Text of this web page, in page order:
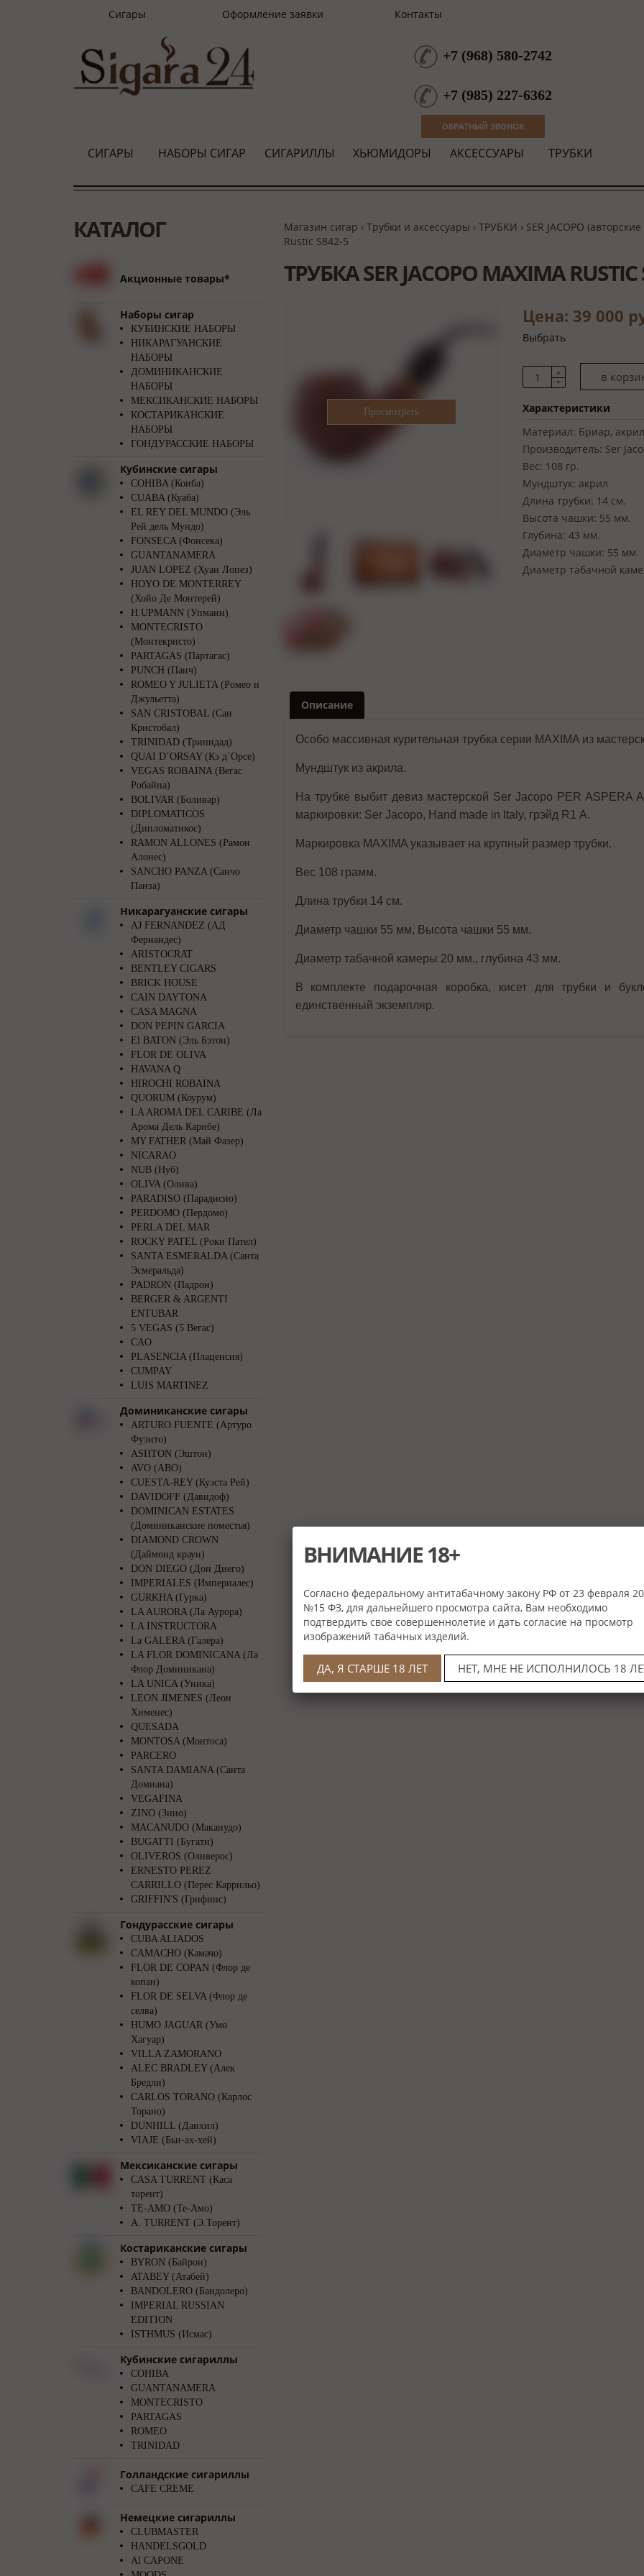
Сигары Оформление заявки Контакты
+7 (968) 580-2742
+7 (985) 227-6362
ОБРАТНЫЙ ЗВОНОК
СИГАРЫ НАБОРЫ СИГАР СИГАРИЛЛЫ ХЬЮМИДОРЫ АКСЕССУАРЫ ТРУБКИ
КАТАЛОГ
Акционные товары*
Наборы сигар
КУБИНСКИЕ НАБОРЫ
НИКАРАГУАНСКИЕ
НАБОРЫ
ДОМИНИКАНСКИЕ
НАБОРЫ
МЕКСИКАНСКИЕ НАБОРЫ
КОСТАРИКАНСКИЕ
НАБОРЫ
ГОНДУРАССКИЕ НАБОРЫ
Кубинские сигары
COHIBA (Коиба)
CUABA (Куаба)
EL REY DEL MUNDO (Эль
Рей дель Мундо)
FONSECA (Фонсека)
GUANTANAMERA
JUAN LOPEZ (Хуан Лопез)
HOYO DE MONTERREY
(Хойо Де Монтерей)
H.UPMANN (Упманн)
MONTECRISTO
(Монтекристо)
PARTAGAS (Партагас)
PUNCH (Панч)
ROMEO Y JULIETA (Ромео и
Джульетта)
SAN CRISTOBAL (Сан
Кристобал)
TRINIDAD (Тринидад)
QUAI D’ORSAY (Кэ д`Орсе)
VEGAS ROBAINA (Вегас
Робайна)
BOLIVAR (Боливар)
DIPLOMATICOS
(Дипломатикос)
RAMON ALLONES (Рамон
Алонес)
SANCHO PANZA (Санчо
Панза)
Никарагуанские сигары
AJ FERNANDEZ (АД
Фернандес)
ARISTOCRAT
BENTLEY CIGARS
BRICK HOUSE
CAIN DAYTONA
CASA MAGNA
DON PEPIN GARCIA
El BATON (Эль Бэтон)
FLOR DE OLIVA
HAVANA Q
HIROCHI ROBAINA
QUORUM (Коурум)
LA AROMA DEL CARIBE (Ла
Арома Дель Карибе)
MY FATHER (Май Фазер)
NICARAO
NUB (Нуб)
OLIVA (Олива)
PARADISO (Парадисио)
PERDOMO (Пердомо)
PERLA DEL MAR
ROCKY PATEL (Роки Пател)
SANTA ESMERALDA (Санта
Эсмеральда)
PADRON (Падрон)
BERGER & ARGENTI
ENTUBAR
5 VEGAS (5 Вегас)
CAO
PLASENCIA (Плаценсия)
CUMPAY
LUIS MARTINEZ
Доминиканские сигары
ARTURO FUENTE (Артуро
Фуэнто)
ASHTON (Эштон)
AVO (АВО)
CUESTA-REY (Куэста Рей)
DAVIDOFF (Давидоф)
DOMINICAN ESTATES
(Доминиканские поместья)
DIAMOND CROWN
(Даймонд краун)
DON DIEGO (Дон Диего)
IMPERIALES (Империалес)
GURKHA (Гурка)
LA AURORA (Ла Аурора)
LA INSTRUCTORA
La GALERA (Галера)
LA FLOR DOMINICANA (Ла
Флор Доминикана)
LA UNICA (Уника)
LEON JIMENES (Леон
Хименес)
QUESADA
MONTOSA (Монтоса)
PARCERO
SANTA DAMIANA (Санта
Домиана)
VEGAFINA
ZINO (Зино)
MACANUDO (Маканудо)
BUGATTI (Бугати)
OLIVEROS (Оливерос)
ERNESTO PEREZ
CARRILLO (Перес Каррильо)
GRIFFIN′S (Грифинс)
Гондурасские сигары
CUBA ALIADOS
CAMACHO (Камачо)
FLOR DE COPAN (Флор де
копан)
FLOR DE SELVA (Флор де
селва)
HUMO JAGUAR (Умо
Хагуар)
VILLA ZAMORANO
ALEC BRADLEY (Алек
Бредли)
CARLOS TORANO (Карлос
Торано)
DUNHILL (Данхил)
VIAJE (Бьи-ах-хей)
Мексиканские сигары
CASA TURRENT (Каса
торент)
TE-AMO (Те-Амо)
A. TURRENT (Э.Торент)
Костариканские сигары
BYRON (Байрон)
ATABEY (Атабей)
BANDOLERO (Бандолеро)
IMPERIAL RUSSIAN
EDITION
ISTHMUS (Исмас)
Кубинские сигариллы
COHIBA
GUANTANAMERA
MONTECRISTO
PARTAGAS
ROMEO
TRINIDAD
Голландские сигариллы
CAFE CREME
Немецкие сигариллы
CLUBMASTER
HANDELSGOLD
Al CAPONE
Магазин сигар › Трубки и аксессуары › ТРУБКИ › SER JACOPO
Rustic S842-5
ТРУБКА SER JACOPO MAXIMA RUSTIC
Цена: 39 000
Выбрать
Характеристики
Материал: Бриар,
Производитель: Ser
Вес: 108 гр.
Мундштук: акрил
Длина трубки: 14 см.
Высота чашки: 55 мм.
Глубина: 43 мм.
Диаметр чашки: 55 мм.
Диаметр табачной
Описание
Особо массивная курительная трубка серии MAXIMA из
Мундштук из акрила.
На трубке выбит девиз мастерской Ser Jacopo PER ASPERA
маркировки: Ser Jacopo, Hand made in Italy, грэйд R1 А.
Маркировка MAXIMA указывает на крупный размер трубки.
Вес 108 грамм.
Длина трубки 14 см.
Диаметр чашки 55 мм, Высота чашки 55 мм.
Диаметр табачной камеры 20 мм., глубина 43 мм.
В комплекте подарочная коробка, кисет для трубки и
единственный экземпляр.
ВНИМАНИЕ 18+
Согласно федеральному антитабачному закону РФ от 23 февраля
№15 ФЗ, для дальнейшего просмотра сайта, Вам необходимо
подтвердить свое совершеннолетие и дать согласие на просмотр
изображений табачных изделий.
ДА, Я СТАРШЕ 18 ЛЕТ НЕТ, МНЕ НЕ ИСПОЛНИЛОСЬ 18